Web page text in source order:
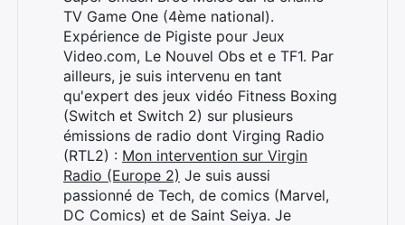
TV Game One (4ème national).
Expérience de Pigiste pour Jeux
Video.com, Le Nouvel Obs et e TF1. Par
ailleurs, je suis intervenu en tant
qu'expert des jeux vidéo Fitness Boxing
(Switch et Switch 2) sur plusieurs
émissions de radio dont Virging Radio
(RTL2) : Mon intervention sur Virgin
Radio (Europe 2) Je suis aussi
passionné de Tech, de comics (Marvel,
DC Comics) et de Saint Seiya. Je
Rechercher
: